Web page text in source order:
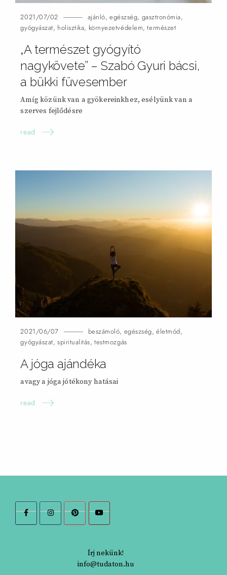
2021/07/02 ajánló, egészség, gasztronómia,
gyógyászat, holisztika, környezetvédelem,természet
„A természet gyógyító
nagykövete” – Szabó Gyuri bácsi,
a bükki füvesember
Amíg közünk van a gyökereinkhez, esélyünk van a
szerves fejlődésre
read
2021/06/07 beszámoló, egészség,életmód,
gyógyászat,spiritualitás,testmozgás
A jóga ajándéka
avagy a jóga jótékony hatásai
read
Írj nekünk!
info@tudaton.hu